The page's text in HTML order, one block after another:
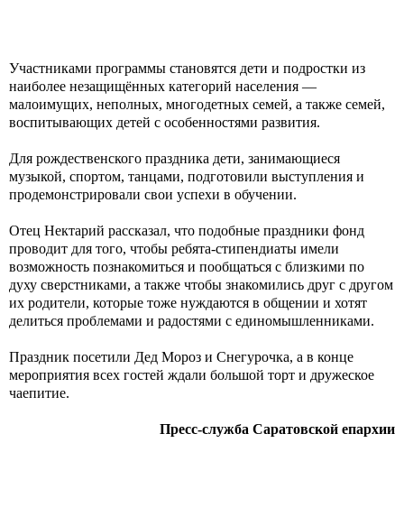
Участниками программы становятся дети и подростки из
наиболее незащищённых категорий населения —
малоимущих, неполных, многодетных семей, а также семей,
воспитывающих детей с особенностями развития.
Для рождественского праздника дети, занимающиеся
музыкой, спортом, танцами, подготовили выступления и
продемонстрировали свои успехи в обучении.
Отец Нектарий рассказал, что подобные праздники фонд
проводит для того, чтобы ребята-стипендиаты имели
возможность познакомиться и пообщаться с близкими по
духу сверстниками, а также чтобы знакомились друг с другом
их родители, которые тоже нуждаются в общении и хотят
делиться проблемами и радостями с единомышленниками.
Праздник посетили Дед Мороз и Снегурочка, а в конце
мероприятия всех гостей ждали большой торт и дружеское
чаепитие.
Пресс-служба Саратовской епархии